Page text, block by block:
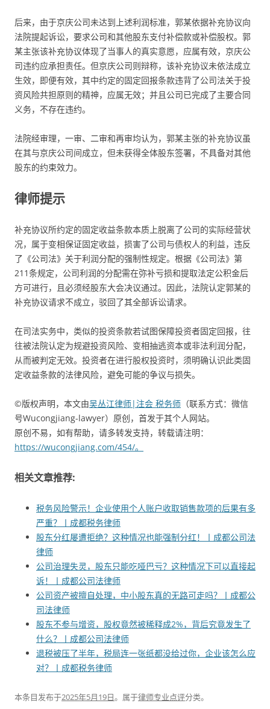
后来，由于京庆公司未达到上述利润标准，郭某依据补充协议向
法院提起诉讼，要求公司和其他股东支付补偿款或补偿股权。郭
某主张该补充协议体现了当事人的真实意愿，应属有效，京庆公
司违约应承担责任。但京庆公司则辩称，该补充协议未依法成立
生效，即便有效，其中约定的固定回报条款违背了公司法关于投
资风险共担原则的精神，应属无效；并且公司已完成了主要合同
义务，不存在违约。
法院经审理，一审、二审和再审均认为，郭某主张的补充协议虽
在其与京庆公司间成立，但未获得全体股东签署，不具备对其他
股东的约束效力。
律师提示
补充协议所约定的固定收益条款本质上脱离了公司的实际经营状
况，属于变相保证固定收益，损害了公司与债权人的利益，违反
了《公司法》关于利润分配的强制性规定。根据《公司法》第
211条规定，公司利润的分配需在弥补亏损和提取法定公积金后
方可进行，且必须经股东大会决议通过。因此，法院认定郭某的
补充协议请求不成立，驳回了其全部诉讼请求。
在司法实务中，类似的投资条款若试图保障投资者固定回报，往
往被法院认定为规避投资风险、变相抽逃资本或非法利润分配，
从而被判定无效。投资者在进行股权投资时，须明确认识此类固
定收益条款的法律风险，避免可能的争议与损失。
©版权声明，本文由吴丛江律师|注会 税务师 （联系方式：微信
号Wucongjiang-lawyer）原创，首发于其个人网站。
原创不易，如有帮助，请多转发支持，转载请注明：
https://wucongjiang.com/454/。
相关文章推荐:
税务风险警示！企业使用个人账户收取销售款项的后果有多
严重？丨成都税务律师
股东分红屡遭拒绝？这种情况也能强制分红！丨成都公司法
律师
公司治理失灵，股东只能吃哑巴亏？这种情况下可以直接起
诉！丨成都公司法律师
公司资产被擅自处理，中小股东真的无路可走吗？丨成都公
司法律师
股东不参与增资，股权竟然被稀释成2%，背后究竟发生了
什么？丨成都公司法律师
退税被压了半年，税局连一张纸都没给过你，企业该怎么应
对？丨成都税务律师
本条目发布于2025年5月19日。属于律师专业点评分类。